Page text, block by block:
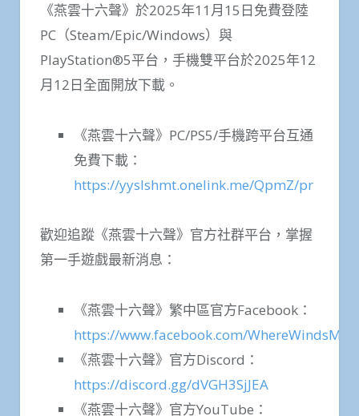
《燕雲十六聲》於2025年11月15日免費登陸
PC（Steam/Epic/Windows）與
PlayStation®5平台，手機雙平台於2025年12
月12日全面開放下載。
《燕雲十六聲》PC/PS5/手機跨平台互通
免費下載：
https://yyslshmt.onelink.me/QpmZ/pr
歡迎追蹤《燕雲十六聲》官方社群平台，掌握
第一手遊戲最新消息：
《燕雲十六聲》繁中區官方Facebook：
https://www.facebook.com/
《燕雲十六聲》官方Discord：
https://discord.gg/dVGH3SjJEA
《燕雲十六聲》官方YouTube：